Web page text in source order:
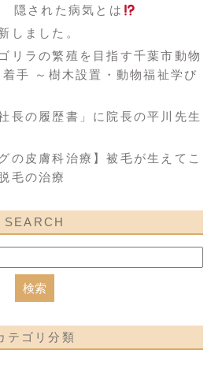
隠された病気とは
しました。
リラの繁殖を目指す千葉市動物
手 ～樹木設置・動物福祉学び
長の履歴書」に院長の平川先生
の皮膚科治療】被毛が生えてこ
毛の治療
SEARCH
テゴリ分類